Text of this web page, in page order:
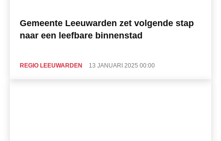
Gemeente Leeuwarden zet volgende stap
naar een leefbare binnenstad
REGIO LEEUWARDEN 13 JANUARI 2025 00:00